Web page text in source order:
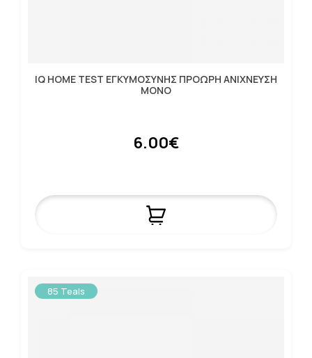
IQ HOME TEST ΕΓΚΥΜΟΣΥΝΗΣ ΠΡΟΩΡΗ ΑΝΙΧΝEΥΣΗ
ΜΟΝΟ
6.00€
85 Teals